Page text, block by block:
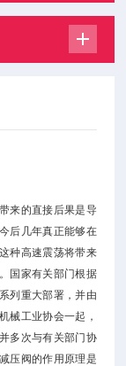
来的直接后果是导
后几年真正能够在
种高速震荡将带来
国家有关部门根据
列重大部署，并由
械工业协会一起，
多次与有关部门协
压阀的作用原理是